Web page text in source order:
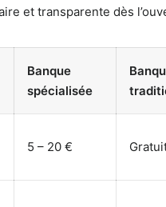
et transparente dès
Banque
spécialisée
5 – 20 €